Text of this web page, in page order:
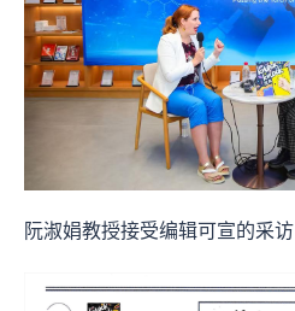
阮淑娟教授接受编辑可宣的采访